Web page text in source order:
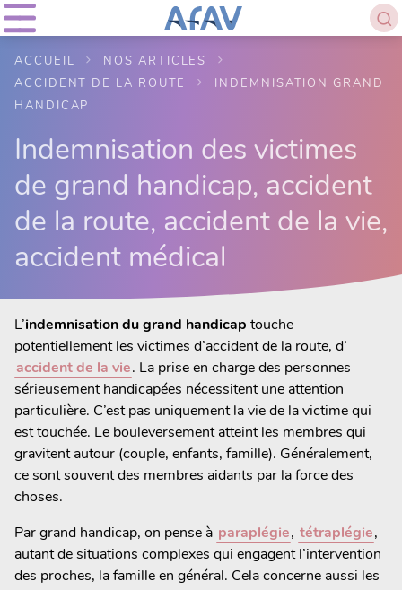
ACCUEIL
NOS ARTICLES
ACCIDENT DE LA ROUTE
INDEMNISATION GRAND
HANDICAP
Indemnisation des victimes
de grand handicap, accident
de la route, accident de la vie,
accident médical
L’indemnisation du grand handicap touche
potentiellement les victimes d’accident de la route, d’
accident de la vie. La prise en charge des personnes
sérieusement handicapées nécessitent une attention
particulière. C’est pas uniquement la vie de la victime qui
est touchée. Le bouleversement atteint les membres qui
gravitent autour (couple, enfants, famille). Généralement,
ce sont souvent des membres aidants par la force des
choses.
Par grand handicap, on pense à paraplégie, tétraplégie,
autant de situations complexes qui engagent l’intervention
des proches, la famille en général. Cela concerne aussi les